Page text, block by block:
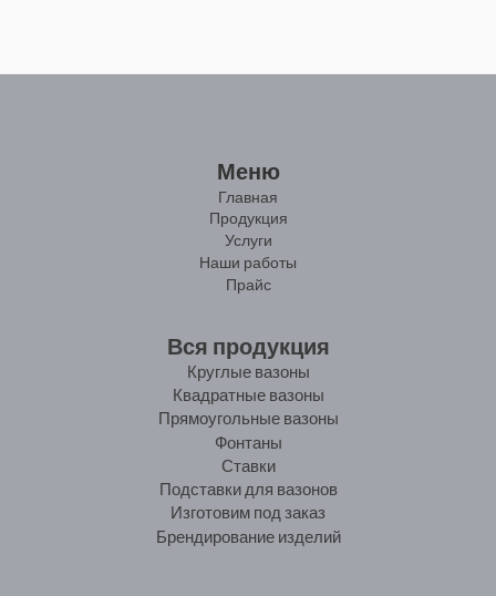
Меню
Главная
Продукция
Услуги
Наши работы
Прайс
Вся продукция
Круглые вазоны
Квадратные вазоны
Прямоугольные вазоны
Фонтаны
Ставки
Подставки для вазонов
Изготовим под заказ
Брендирование изделий